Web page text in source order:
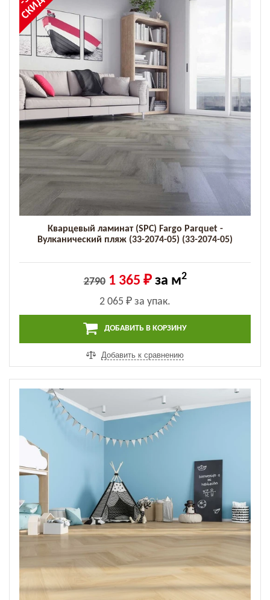
Кварцевый ламинат (SPC) Fargo Parquet -
Вулканический пляж (33-2074-05) (33-2074-05)
2790 1 365 ₽за м2
2 065 ₽ за упак.
ДОБАВИТЬ В КОРЗИНУ
Добавить к сравнению